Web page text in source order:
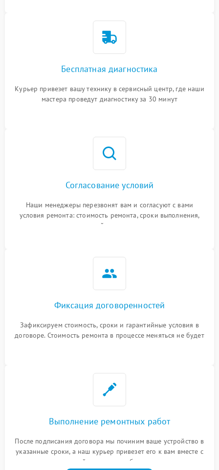
Бесплатная диагностика
Курьер привезет вашу технику в сервисный центр, где наши
мастера проведут диагностику за 30 минут
Согласование условий
Наши менеджеры перезвонят вам и согласуют с вами
условия ремонта: стоимость ремонта, сроки выполнения,
гарантийные условия
Фиксация договоренностей
Зафиксируем стоимость, сроки и гарантийные условия в
договоре. Стоимость ремонта в процессе меняться не будет
Выполнение ремонтных работ
После подписания договора мы починим ваше устройство в
указанные сроки, а наш курьер привезет его к вам вместе с
гарантийным талоном бесплатно